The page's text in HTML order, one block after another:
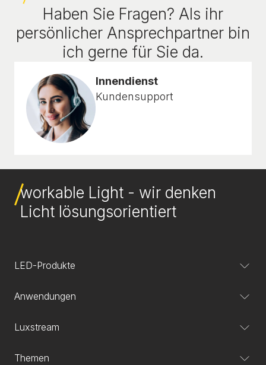
Haben Sie Fragen? Als ihr
persönlicher Ansprechpartner bin
ich gerne für Sie da.
Innendienst
Kundensupport
workable Light - wir denken
Licht lösungsorientiert
LED-Produkte
Anwendungen
Luxstream
Themen